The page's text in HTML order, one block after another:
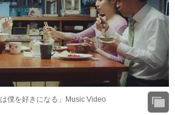
僕を好きになる」Music Video